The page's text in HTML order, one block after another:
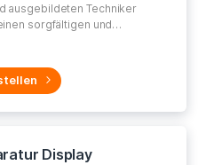
ausgebildeten Techniker
sorgfältigen und
Gerätes.
Display